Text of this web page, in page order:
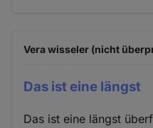
Vera wisseler (nicht
Das ist eine längst
Das ist eine längst